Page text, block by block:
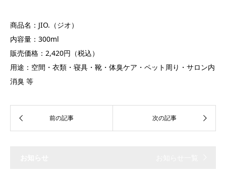
商品名：JIO.（ジオ）
内容量：300ml
販売価格：2,420円（税込）
用途：空間・衣類・寝具・靴・体臭ケア・ペット周り・サロン内
消臭 等